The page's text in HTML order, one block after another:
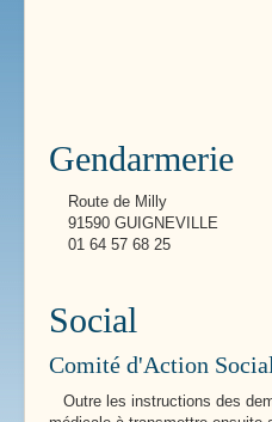
Gendarmerie
Route de Milly
91590 GUIGNEVILLE
01 64 57 68 25
Social
Comité d'Action
Outre les instructions des